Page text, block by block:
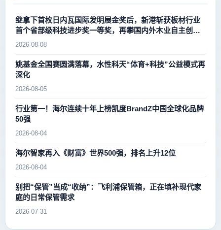
继拿下首枚日内瓦国际发明展金奖后，新港斩获板材行业
首个省部级科技进步奖一等奖，再攀国内外木业自主创新
新高峰
2026-08-08
姚基金全国赛圆满落幕，水性科天“体育+科技”公益模式再
深化
2026-08-05
行业第一！海尔连续十年上榜凯度BrandZ中国全球化品牌
50强
2026-08-04
海尔智家再入《财富》世界500强，排名上升12位
2026-08-04
别把“保管”当成“收纳”：飞利浦保管箱，正在填补现代家
庭的日常保管需求
2026-07-31